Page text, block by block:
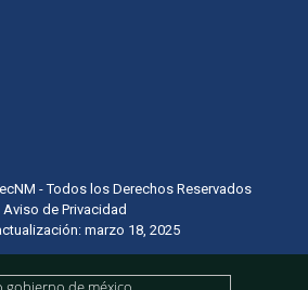
- Todos los Derechos Reservados
Aviso de Privacidad
marzo 18, 2025